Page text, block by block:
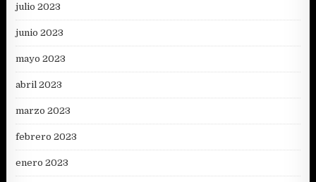
julio 2023
junio 2023
mayo 2023
abril 2023
marzo 2023
febrero 2023
enero 2023